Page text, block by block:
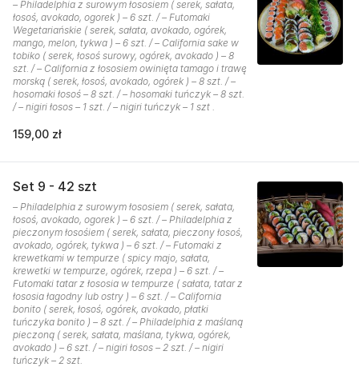
– Philadelphia z surowym łososiem ( serek, sałata,
łosoś, avokado, ogorek ) – 6 szt. / – Futomaki
Wegetariańskie ( serek, sałata, avokado, ogórek,
mango, melon, tykwa ) – 6 szt. / – California sake w
tobiko ( serek, łosoś surowy, ogórek, avokado ) – 8
szt. / – California z łososiem owinięta tamago i trawę
morską ( serek, łosoś, avokado, ogórek ) – 8 szt. / –
hosomaki łosoś – 8 szt. / – hosomaki tuńczyk – 8 szt.
/ – nigiri łosos – 1 szt. / – nigiri tuńczyk – 1 szt .
159,00 zł
Set 9 - 42 szt
– Philadelphia z surowym łososiem ( serek, sałata,
łosoś, avokado, ogorek ) – 6 szt. / – Philadelphia z
pieczonym łosośiem ( serek, sałata, pieczony łosoś,
avokado, ogórek, tykwa ) – 6 szt. / – Futomaki z
krewetkami w tempurze ( spicy majo, sałata,
krewetki w tempurze, ogórek, rzepa ) – 6 szt. / –
Futomaki tatar z łososia w tempurze ( sałata, tatar z
łososia łagodny lub ostry ) – 6 szt. / – California
bonito ( serek, łosoś, ogórek, avokado, płatki
tuńczyka bonito ) – 8 szt. / – Philadelphia z maślaną
pieczoną ( serek, sałata, maślana, tykwa, ogórek,
avokado ) – 6 szt. / – nigiri łosos – 2 szt. / – nigiri
tuńczyk – 2 szt.